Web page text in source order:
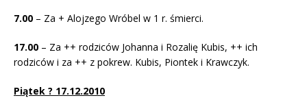
7.00 – Za + Alojzego Wróbel w 1 r. śmierci.
17.00 – Za ++ rodziców Johanna i Rozalię Kubis, ++ ich
rodziców i za ++ z pokrew. Kubis, Piontek i Krawczyk.
Piątek ? 17.12.2010